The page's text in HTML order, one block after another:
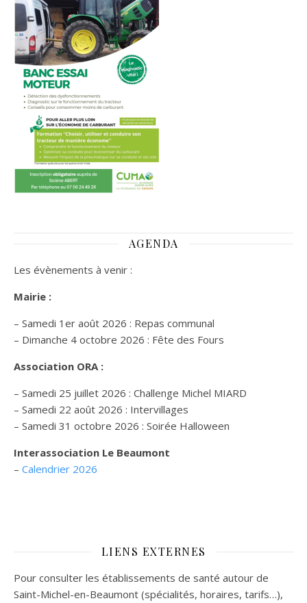
AGENDA
Les évènements à venir :
Mairie :
– Samedi 1er août 2026 : Repas communal
– Dimanche 4 octobre 2026 : Fête des Fours
Association ORA :
– Samedi 25 juillet 2026 : Challenge Michel MIARD
– Samedi 22 août 2026 : Intervillages
– Samedi 31 octobre 2026 : Soirée Halloween
Interassociation Le Beaumont
– Calendrier 2026
LIENS EXTERNES
Pour consulter les établissements de santé autour de
Saint-Michel-en-Beaumont (spécialités, horaires, tarifs…),